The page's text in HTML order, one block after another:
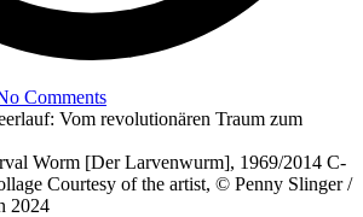
Comments
Worm [Der Larvenwurm], 1969/2014 C-
Courtesy of the artist, © Penny Slinger /
2024